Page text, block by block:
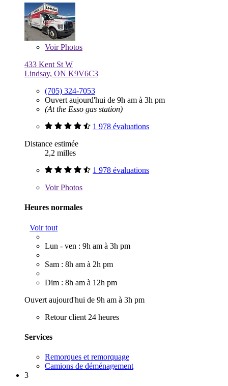
VoirPhotos
433 Kent St W
Lindsay, ON K9V6C3
(705) 324-7053
Ouvert aujourd'hui de 9h am à 3h pm
(At the Esso gas station)
1 978 évaluations
Distance estimée
2,2 milles
1 978 évaluations
VoirPhotos
Heures normales
Voir tout
Lun - ven : 9h am à 3h pm
Sam : 8h am à 2h pm
Dim : 8h am à 12h pm
Ouvert aujourd'hui de 9h am à 3h pm
Retour client 24 heures
Services
Remorques et remorquage
Camions de déménagement
3